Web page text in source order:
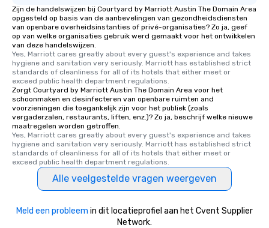
Zijn de handelswijzen bij Courtyard by Marriott Austin The Domain Area
opgesteld op basis van de aanbevelingen van gezondheidsdiensten
van openbare overheidsinstanties of privé-organisaties? Zo ja, geef
op van welke organisaties gebruik werd gemaakt voor het ontwikkelen
van deze handelswijzen.
Yes, Marriott cares greatly about every guest's experience and takes
hygiene and sanitation very seriously. Marriott has established strict
standards of cleanliness for all of its hotels that either meet or
exceed public health department regulations.
Zorgt Courtyard by Marriott Austin The Domain Area voor het
schoonmaken en desinfecteren van openbare ruimten and
voorzieningen die toegankelijk zijn voor het publiek (zoals
vergaderzalen, restaurants, liften, enz.)? Zo ja, beschrijf welke nieuwe
maatregelen worden getroffen.
Yes, Marriott cares greatly about every guest's experience and takes
hygiene and sanitation very seriously. Marriott has established strict
standards of cleanliness for all of its hotels that either meet or
exceed public health department regulations.
Alle veelgestelde vragen weergeven
Meld een probleem in dit locatieprofiel aan het Cvent Supplier
Network.